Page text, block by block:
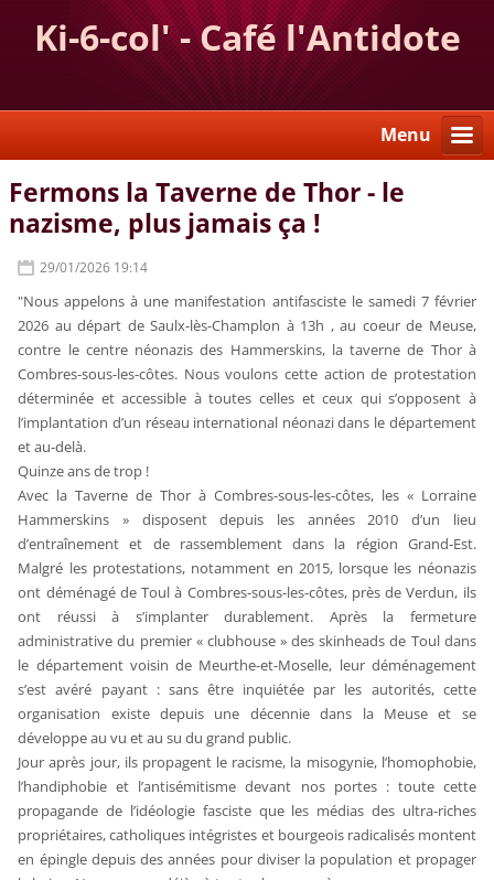
Ki-6-col' - Café l'Antidote
Menu
Fermons la Taverne de Thor - le
nazisme, plus jamais ça !
29/01/2026 19:14
"Nous appelons à une manifestation antifasciste le samedi 7 février
2026 au départ de Saulx-lès-Champlon à 13h , au coeur de Meuse,
contre le centre néonazis des Hammerskins, la taverne de Thor à
Combres-sous-les-côtes. Nous voulons cette action de protestation
déterminée et accessible à toutes celles et ceux qui s’opposent à
l’implantation d’un réseau international néonazi dans le département
et au-delà.
Quinze ans de trop !
Avec la Taverne de Thor à Combres-sous-les-côtes, les « Lorraine
Hammerskins » disposent depuis les années 2010 d’un lieu
d’entraînement et de rassemblement dans la région Grand-Est.
Malgré les protestations, notamment en 2015, lorsque les néonazis
ont déménagé de Toul à Combres-sous-les-côtes, près de Verdun, ils
ont réussi à s’implanter durablement. Après la fermeture
administrative du premier « clubhouse » des skinheads de Toul dans
le département voisin de Meurthe-et-Moselle, leur déménagement
s’est avéré payant : sans être inquiétée par les autorités, cette
organisation existe depuis une décennie dans la Meuse et se
développe au vu et au su du grand public.
Jour après jour, ils propagent le racisme, la misogynie, l’homophobie,
l’handiphobie et l’antisémitisme devant nos portes : toute cette
propagande de l’idéologie fasciste que les médias des ultra-riches
propriétaires, catholiques intégristes et bourgeois radicalisés montent
en épingle depuis des années pour diviser la population et propager